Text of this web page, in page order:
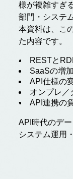
様が複雑すぎ
部門・システ
本資料は、こ
た内容です。
RESTと
SaaSの増加
API仕様の
オンプレ／
API連携の
API時代のデ
システム運用